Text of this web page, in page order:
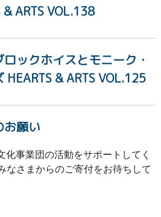
& ARTS VOL.138
ロックホイスとモニーク・
HEARTS & ARTS VOL.125
お願い
化事業団の活動をサポートしてく
なさまからのご寄付をお待ちして